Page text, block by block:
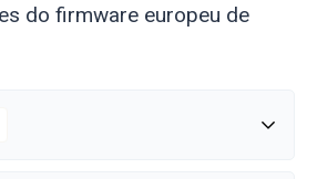
do firmware europeu de